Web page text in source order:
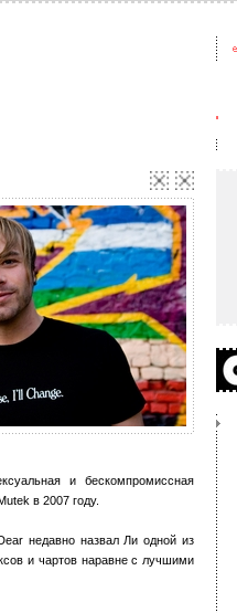
и бескомпромиссная
в 2007 году.
недавно назвал Ли одной из
и чартов наравне с лучшими